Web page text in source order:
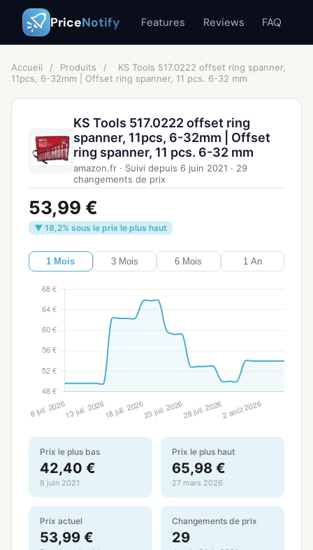
PriceNotify Features Reviews FAQ
Accueil / Produits /
KS Tools 517.0222 offset ring spanner,
11pcs, 6-32mm | Offset ring spanner, 11 pcs. 6-32 mm
KS Tools 517.0222 offset ring
spanner, 11pcs, 6-32mm | Offset
ring spanner, 11 pcs. 6-32 mm
amazon.fr · Suivi depuis 6 juin 2021 · 29
changements de prix
53,99 €
▼ 18,2% sous le prix le plus haut
1 Mois 3 Mois 6 Mois 1 An
Prix le plus bas
42,40 €
8 juin 2021
Prix le plus haut
65,98 €
27 mars 2026
Prix actuel
53,99 €
Changements de prix
29